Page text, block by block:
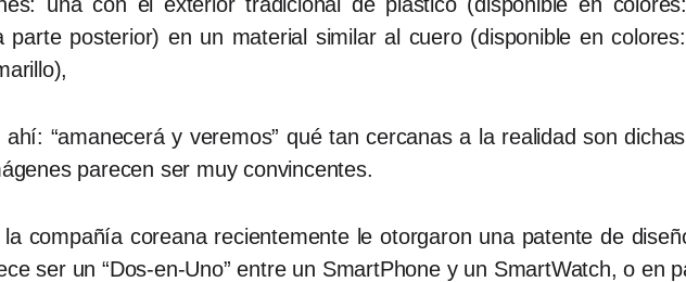
parte posterior) en un material similar al cuero (disponible en
“amanecerá y veremos” qué tan cercanas a la realidad son
parecen ser muy convincentes.
compañía coreana recientemente le otorgaron una patente de
ser un “Dos-en-Uno” entre un SmartPhone y un SmartWatch, o en